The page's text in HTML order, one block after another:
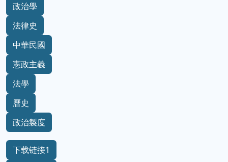
政治學
法律史
中華民國
憲政主義
法學
曆史
政治製度
下载链接1